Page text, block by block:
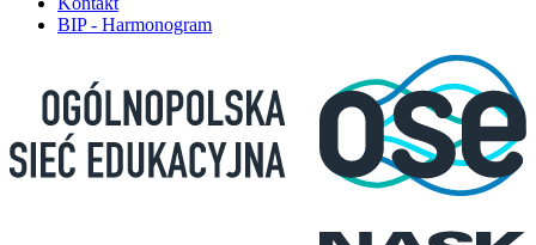
BIP - Harmonogram